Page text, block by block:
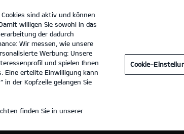
GmbH & Co. KG Tel. :
sind aktiv und können
willigen Sie sowohl in das
der dadurch
Wir messen, wie unsere
Werbung: Unsere
und spielen Ihnen
Eine erteilte Einwilligung kann
der Kopfzeile gelangen Sie
finden Sie in unserer
Cookie-